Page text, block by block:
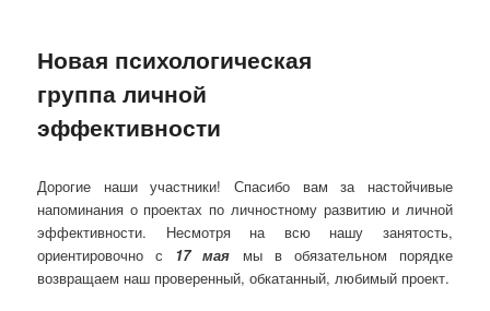
Новая психологическая
группа личной
эффективности
Дорогие наши участники! Спасибо вам за настойчивые
напоминания о проектах по личностному развитию и личной
эффективности. Несмотря на всю нашу занятость,
ориентировочно с 17 мая мы в обязательном порядке
возвращаем наш проверенный, обкатанный, любимый проект.